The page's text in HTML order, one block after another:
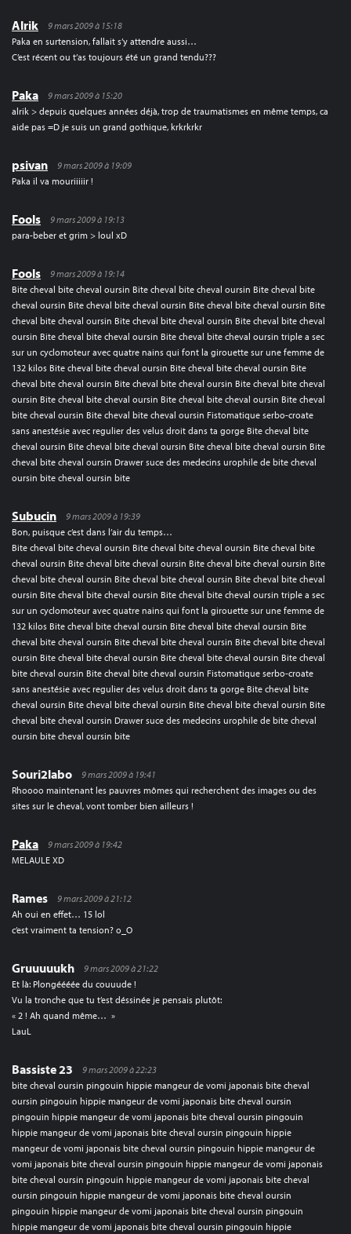
Alrik
9 mars 2009 à 15:18
Paka en surtension, fallait s’y attendre aussi…
C’est récent ou t’as toujours été un grand tendu???
Paka
9 mars 2009 à 15:20
alrik > depuis quelques années déjà, trop de traumatismes en même temps, ca
aide pas =D je suis un grand gothique, krkrkrkr
psivan
9 mars 2009 à 19:09
Paka il va mouriiiiir !
Fools
9 mars 2009 à 19:13
para-beber et grim > loul xD
Fools
9 mars 2009 à 19:14
Bite cheval bite cheval oursin Bite cheval bite cheval oursin Bite cheval bite
cheval oursin Bite cheval bite cheval oursin Bite cheval bite cheval oursin Bite
cheval bite cheval oursin Bite cheval bite cheval oursin Bite cheval bite cheval
oursin Bite cheval bite cheval oursin Bite cheval bite cheval oursin triple a sec
sur un cyclomoteur avec quatre nains qui font la girouette sur une femme de
132 kilos Bite cheval bite cheval oursin Bite cheval bite cheval oursin Bite
cheval bite cheval oursin Bite cheval bite cheval oursin Bite cheval bite cheval
oursin Bite cheval bite cheval oursin Bite cheval bite cheval oursin Bite cheval
bite cheval oursin Bite cheval bite cheval oursin Fistomatique serbo-croate
sans anestésie avec regulier des velus droit dans ta gorge Bite cheval bite
cheval oursin Bite cheval bite cheval oursin Bite cheval bite cheval oursin Bite
cheval bite cheval oursin Drawer suce des medecins urophile de bite cheval
oursin bite cheval oursin bite
Subucin
9 mars 2009 à 19:39
Bon, puisque c’est dans l’air du temps…
Bite cheval bite cheval oursin Bite cheval bite cheval oursin Bite cheval bite
cheval oursin Bite cheval bite cheval oursin Bite cheval bite cheval oursin Bite
cheval bite cheval oursin Bite cheval bite cheval oursin Bite cheval bite cheval
oursin Bite cheval bite cheval oursin Bite cheval bite cheval oursin triple a sec
sur un cyclomoteur avec quatre nains qui font la girouette sur une femme de
132 kilos Bite cheval bite cheval oursin Bite cheval bite cheval oursin Bite
cheval bite cheval oursin Bite cheval bite cheval oursin Bite cheval bite cheval
oursin Bite cheval bite cheval oursin Bite cheval bite cheval oursin Bite cheval
bite cheval oursin Bite cheval bite cheval oursin Fistomatique serbo-croate
sans anestésie avec regulier des velus droit dans ta gorge Bite cheval bite
cheval oursin Bite cheval bite cheval oursin Bite cheval bite cheval oursin Bite
cheval bite cheval oursin Drawer suce des medecins urophile de bite cheval
oursin bite cheval oursin bite
Souri2labo
9 mars 2009 à 19:41
Rhoooo maintenant les pauvres mômes qui recherchent des images ou des
sites sur le cheval, vont tomber bien ailleurs !
Paka
9 mars 2009 à 19:42
MELAULE XD
Rames
9 mars 2009 à 21:12
Ah oui en effet… 15 lol
c’est vraiment ta tension? o_O
Gruuuuukh
9 mars 2009 à 21:22
Et là: Plongéééée du couuude !
Vu la tronche que tu t’est déssinée je pensais plutôt:
« 2 ! Ah quand même… »
LauL
Bassiste 23
9 mars 2009 à 22:23
bite cheval oursin pingouin hippie mangeur de vomi japonais bite cheval
oursin pingouin hippie mangeur de vomi japonais bite cheval oursin
pingouin hippie mangeur de vomi japonais bite cheval oursin pingouin
hippie mangeur de vomi japonais bite cheval oursin pingouin hippie
mangeur de vomi japonais bite cheval oursin pingouin hippie mangeur de
vomi japonais bite cheval oursin pingouin hippie mangeur de vomi japonais
bite cheval oursin pingouin hippie mangeur de vomi japonais bite cheval
oursin pingouin hippie mangeur de vomi japonais bite cheval oursin
pingouin hippie mangeur de vomi japonais bite cheval oursin pingouin
hippie mangeur de vomi japonais bite cheval oursin pingouin hippie